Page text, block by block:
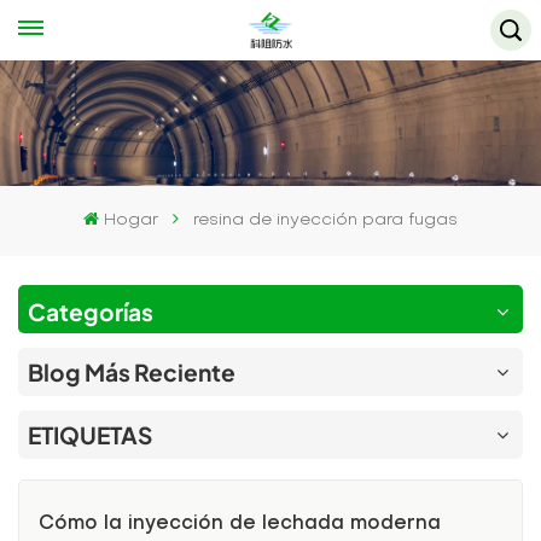
Hogar resina de inyección para fugas
Categorías
Blog Más Reciente
ETIQUETAS
Cómo la inyección de lechada moderna